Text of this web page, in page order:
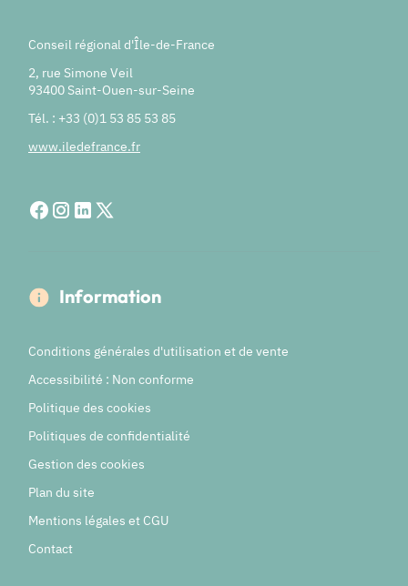
Conseil régional d'Île-de-France
2, rue Simone Veil
93400 Saint-Ouen-sur-Seine
Tél. : +33 (0)1 53 85 53 85
www.iledefrance.fr
Information
Conditions générales d'utilisation et de vente
Accessibilité : Non conforme
Politique des cookies
Politiques de confidentialité
Gestion des cookies
Plan du site
Mentions légales et CGU
Contact